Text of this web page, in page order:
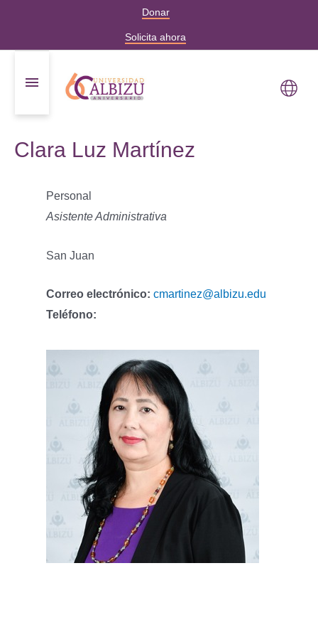
Donar
Solicita ahora
Clara Luz Martínez
Personal
Asistente Administrativa
San Juan
Correo electrónico: cmartinez@albizu.edu
Teléfono: